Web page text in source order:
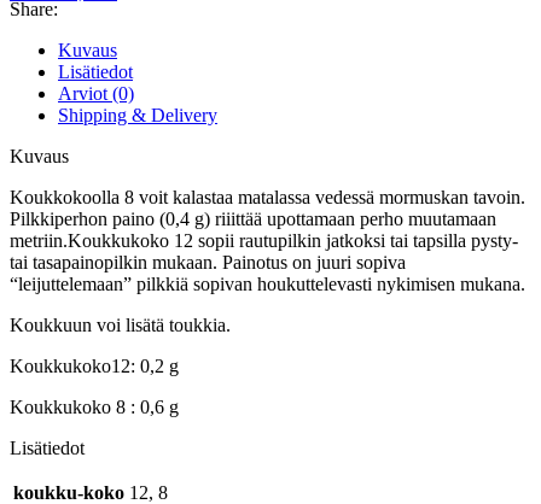
Share:
Kuvaus
Lisätiedot
Arviot (0)
Shipping & Delivery
Kuvaus
Koukkokoolla 8 voit kalastaa matalassa vedessä mormuskan tavoin.
Pilkkiperhon paino (0,4 g) riiittää upottamaan perho muutamaan
metriin.Koukkukoko 12 sopii rautupilkin jatkoksi tai tapsilla pysty-
tai tasapainopilkin mukaan. Painotus on juuri sopiva
“leijuttelemaan” pilkkiä sopivan houkuttelevasti nykimisen mukana.
Koukkuun voi lisätä toukkia.
Koukkukoko12: 0,2 g
Koukkukoko 8 : 0,6 g
Lisätiedot
koukku-koko 12, 8